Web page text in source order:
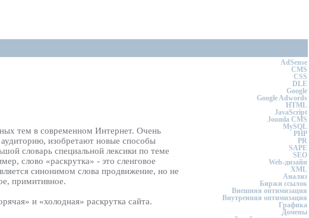
тем в современном Интернет. Очень
изобретают новые способы
словарь специальной лексики по теме
слово «раскрутка» - это сленговое
синонимом слова продвижение, но не
примитивное.
и «холодная» раскрутка сайта.
AdSense
CMS
CSS
DLE
Google
Google Adwords
HTML
JavaScript
Joomla CMS
MySQL
PHP
PR
SAPE
SEO
Web-дизайн
XML
Анализ
Биржи ссылок
Внешняя оптимизация
Внутренняя оптимизация
Графика
Домены